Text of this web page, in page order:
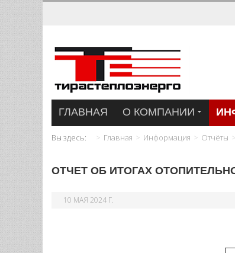
ГЛАВНАЯ О КОМПАНИИ
Вы здесь: Главная Информация Отчёты
ОТЧЕТ ОБ ИТОГАХ
10 МАЯ 2024 Г.